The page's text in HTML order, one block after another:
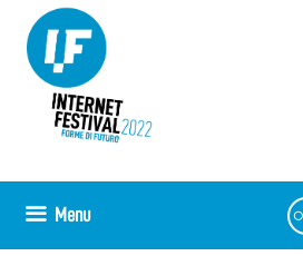
contenuto
Menu